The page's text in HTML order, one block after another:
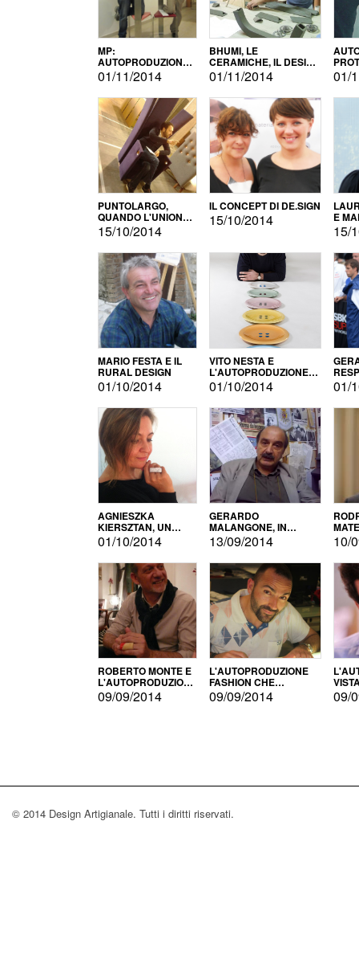
MP:
AUTOPRODUZIONE
E INNOVAZIONE
01/11/2014
BHUMI, LE
CERAMICHE, IL DESIGN
E L'AUTOPRODUZIONE
01/11/2014 01/
PUNTOLARGO,
QUANDO L'UNIONE
FA LA FORZA E
VINCE
15/10/2014
IL CONCEPT DI DE.SIGN
15/10/2014 E
15/
MARIO FESTA E IL
RURAL DESIGN
01/10/2014
VITO NESTA E
L'AUTOPRODUZIONE
COME RECUPERO DEI
SIMBOLI
01/10/2014 01/
AGNIESZKA
KIERSZTAN, UN
MODELLO DI
AUTOPRODUZIONE
01/10/2014
GERARDO
MALANGONE, IN
GIURIA PER IL
CONCORSO
LETTERARIO
13/09/2014 10/
ROBERTO MONTE E
L'AUTOPRODUZIONE
CON IL CENSIMENTO
09/09/2014
L'AUTOPRODUZIONE
FASHION CHE
CONQUISTA GLI USA
09/09/2014 09/
© 2014 Design Artigianale. Tutti i diritti riservati.